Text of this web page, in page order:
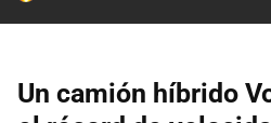
Un camión híbrido